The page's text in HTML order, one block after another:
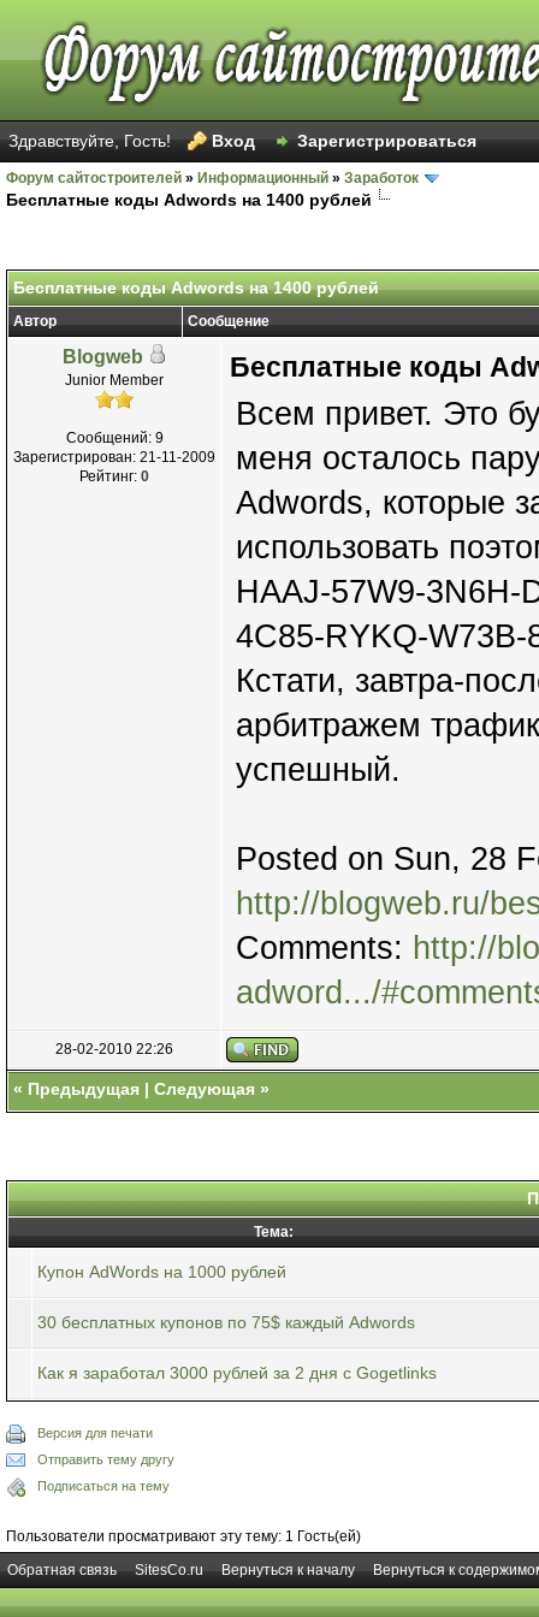
Здравствуйте, Гость! Вход Зарегистрироваться
Форум сайтостроителей » Информационный » Заработок
Бесплатные коды Adwords на 1400 рублей
Бесплатные коды Adwords на 1400 рублей
Автор Сообщение
Blogweb
Junior Member
Сообщений: 9
Зарегистрирован: 21-11-2009
Рейтинг: 0
Бесплатные коды
Всем привет. Это
меня осталось
Adwords, которые
использовать
HAAJ-57W9-3N6H-
4C85-RYKQ-W73B-
Кстати, завтра-
арбитражем
успешный.
Posted on Sun, 28
http://blogweb.ru/
Comments: http://
adword.../
28-02-2010 22:26
« Предыдущая | Следующая »
Тема:
Купон AdWords на 1000 рублей
30 бесплатных купонов по 75$ каждый Adwords
Как я заработал 3000 рублей за 2 дня с Gogetlinks
Версия для печати
Отправить тему другу
Подписаться на тему
Пользователи просматривают эту тему: 1 Гость(ей)
Обратная связь
SitesCo.ru Вернуться к началу Вернуться к